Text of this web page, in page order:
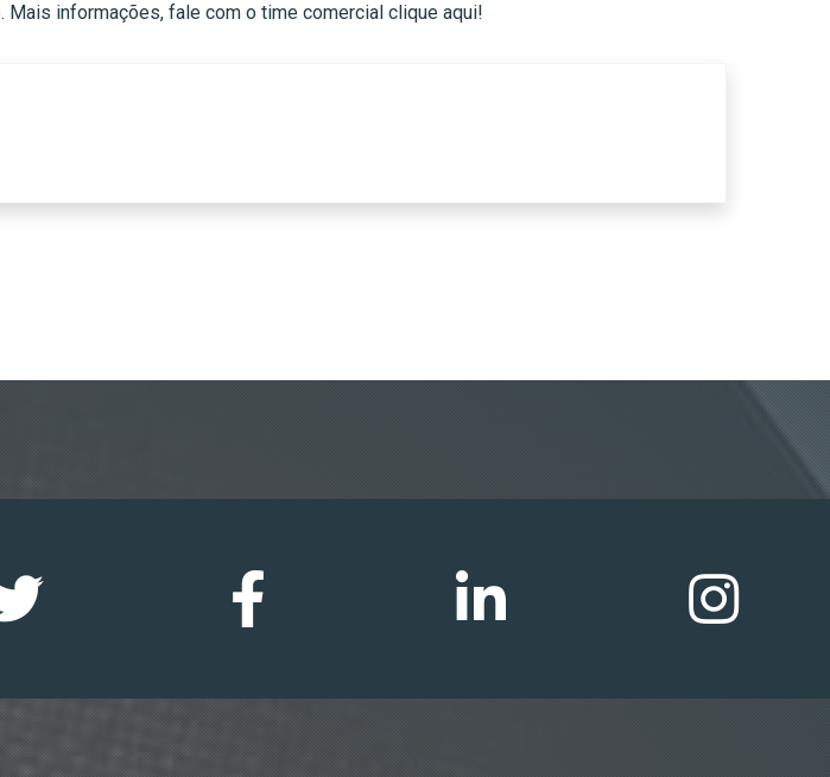
informações, fale com o time comercial clique aqui!